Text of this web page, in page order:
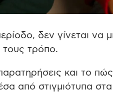
δεν γίνεται να
τρόπο.
και το
από στιγμιότυπα